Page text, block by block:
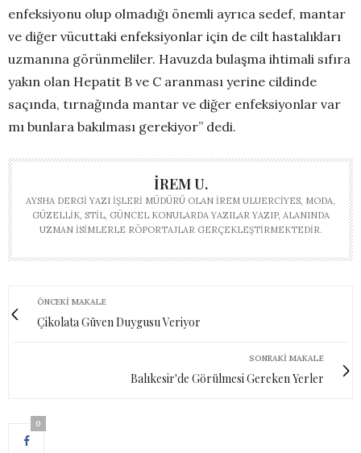
enfeksiyonu olup olmadığı önemli ayrıca sedef, mantar
ve diğer vücuttaki enfeksiyonlar için de cilt hastalıkları
uzmanına görünmeliler. Havuzda bulaşma ihtimali sıfıra
yakın olan Hepatit B ve C aranması yerine cildinde
saçında, tırnağında mantar ve diğer enfeksiyonlar var
mı bunlara bakılması gerekiyor” dedi.
İREM U.
AYSHA DERGI YAZI İŞLERI MÜDÜRÜ OLAN İREM ULUERCIYES, MODA,
GÜZELLIK, STIL, GÜNCEL KONULARDA YAZILAR YAZIP, ALANINDA
UZMAN ISIMLERLE RÖPORTAJLAR GERÇEKLEŞTIRMEKTEDIR.
ÖNCEKI MAKALE
Çikolata Güven Duygusu Veriyor
SONRAKI MAKALE
Balıkesir'de Görülmesi Gereken Yerler
0